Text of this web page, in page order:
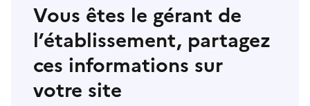
Vous êtes le gérant de
l’établissement, partagez
ces informations sur
votre site